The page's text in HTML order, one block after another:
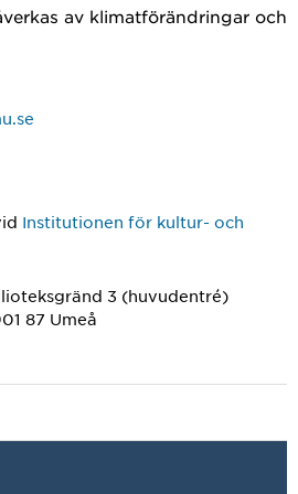
av klimatförändringar och
Institutionen för kultur- och
3 (huvudentré)
87 Umeå